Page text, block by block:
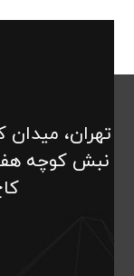
تهران، میدان
نبش کوچه
کاج